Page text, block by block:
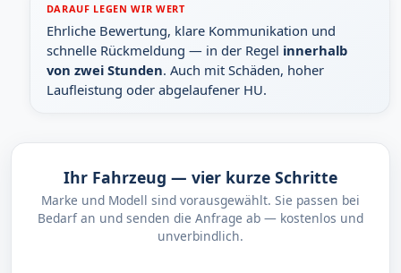
DARAUF LEGEN WIR WERT
Ehrliche Bewertung, klare Kommunikation und
schnelle Rückmeldung — in der Regel innerhalb
von zwei Stunden. Auch mit Schäden, hoher
Laufleistung oder abgelaufener HU.
Ihr Fahrzeug — vier kurze Schritte
Marke und Modell sind vorausgewählt. Sie passen bei
Bedarf an und senden die Anfrage ab — kostenlos und
unverbindlich.